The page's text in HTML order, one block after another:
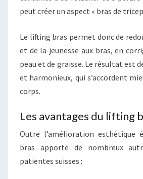
peut créer un aspect « bras de
Le lifting bras permet donc de
et de la jeunesse aux bras, en
peau et de graisse. Le résultat est
et harmonieux, qui s’accordent
corps.
Les avantages du lifting
Outre l’amélioration esthétique
bras apporte de nombreux
patientes suisses :